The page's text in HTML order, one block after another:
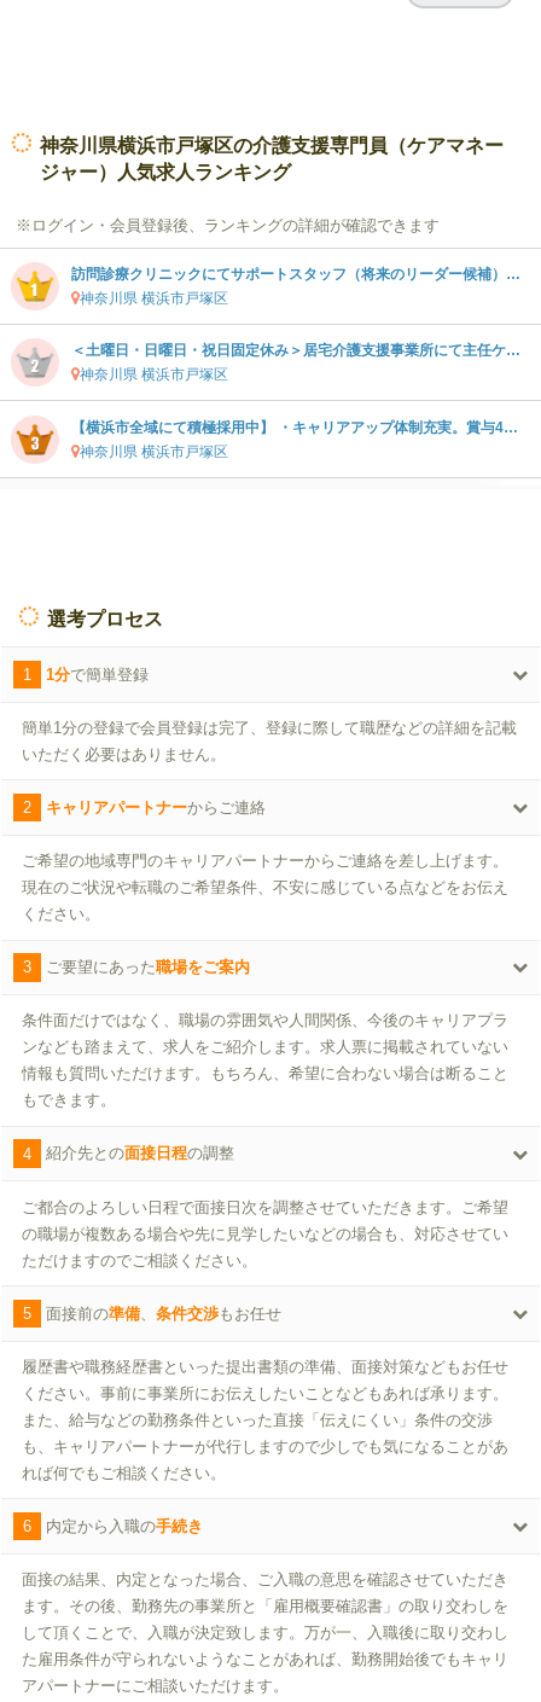
神奈川県横浜市戸塚区の介護支援専門員（ケアマネー
ジャー）人気求人ランキング
※ログイン・会員登録後、ランキングの詳細が確認できます
訪問診療クリニックにてサポートスタッフ（将来のリーダー候補）募集です。
神奈川県 横浜市戸塚区
＜土曜日・日曜日・祝日固定休み＞居宅介護支援事業所にて主任ケアマネジャーの募集です＠横浜市内
神奈川県 横浜市戸塚区
【横浜市全域にて積極採用中】 ・キャリアアップ体制充実。賞与4ヶ月分。社会福祉法人の居宅ケアマネジャー募集。 ケアマネジャー未経験の方もご相談下さい。
神奈川県 横浜市戸塚区
選考プロセス
1 1分で簡単登録
簡単1分の登録で会員登録は完了、登録に際して職歴などの詳細を記載
いただく必要はありません。
2 キャリアパートナーからご連絡
ご希望の地域専門のキャリアパートナーからご連絡を差し上げます。
現在のご状況や転職のご希望条件、不安に感じている点などをお伝え
ください。
3 ご要望にあった職場をご案内
条件面だけではなく、職場の雰囲気や人間関係、今後のキャリアプラ
ンなども踏まえて、求人をご紹介します。求人票に掲載されていない
情報も質問いただけます。もちろん、希望に合わない場合は断ること
もできます。
4 紹介先との面接日程の調整
ご都合のよろしい日程で面接日次を調整させていただきます。ご希望
の職場が複数ある場合や先に見学したいなどの場合も、対応させてい
ただけますのでご相談ください。
5 面接前の準備、 条件交渉もお任せ
履歴書や職務経歴書といった提出書類の準備、面接対策などもお任せ
ください。事前に事業所にお伝えしたいことなどもあれば承ります。
また、給与などの勤務条件といった直接「伝えにくい」条件の交渉
も、キャリアパートナーが代行しますので少しでも気になることがあ
れば何でもご相談ください。
6 内定から入職の手続き
面接の結果、内定となった場合、ご入職の意思を確認させていただき
ます。その後、勤務先の事業所と「雇用概要確認書」の取り交わしを
して頂くことで、入職が決定致します。万が一、入職後に取り交わし
た雇用条件が守られないようなことがあれば、勤務開始後でもキャリ
アパートナーにご相談いただけます。